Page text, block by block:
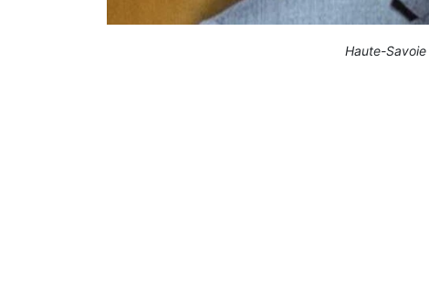
Haute-